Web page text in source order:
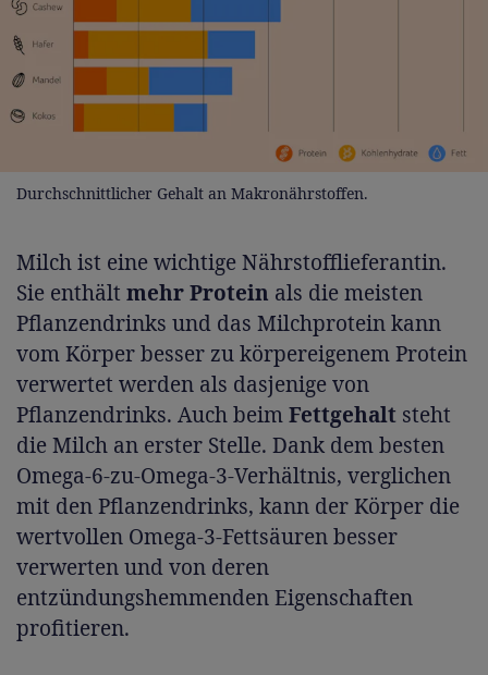
Durchschnittlicher Gehalt an Makronährstoffen.
Milch ist eine wichtige Nährstofflieferantin.
Sie enthält mehr Protein als die meisten
Pflanzendrinks und das Milchprotein kann
vom Körper besser zu körpereigenem Protein
verwertet werden als dasjenige von
Pflanzendrinks. Auch beimFettgehalt steht
die Milch an erster Stelle. Dank dem besten
Omega-6-zu-Omega-3-Verhältnis, verglichen
mit den Pflanzendrinks, kann der Körper die
wertvollen Omega-3-Fettsäuren besser
verwerten und von deren
entzündungshemmenden Eigenschaften
profitieren.